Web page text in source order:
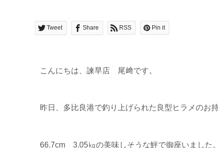
Tweet Share RSS Pin it
こんにちは、諫早店 尾﨑です。
昨日、多比良港で釣り上げられた良型ヒラメのお
66.7cm 3.05㎏の美味しそうな鮃で御座いました。